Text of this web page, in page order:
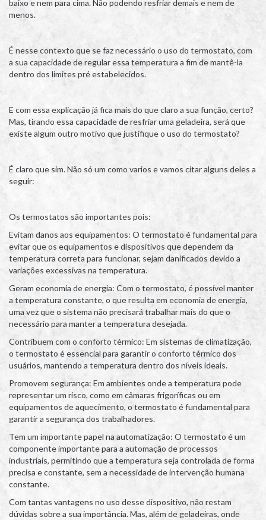
baixo e nem para cima. Não podendo resfriar demais e nem de
menos.
É nesse contexto que se faz necessário o uso do termostato, com
a sua capacidade de regular essa temperatura a fim de mantê-la
dentro dos limites pré estabelecidos.
E com essa explicação já fica mais do que claro a sua função, certo?
Mas, tirando essa capacidade de resfriar uma geladeira, será que
existe algum outro motivo que justifique o uso do termostato?
É claro que sim. Não só um como varios e vamos citar alguns deles a
seguir:
Os termostatos são importantes pois:
Evitam danos aos equipamentos: O termostato é fundamental para
evitar que os equipamentos e dispositivos que dependem da
temperatura correta para funcionar, sejam danificados devido a
variações excessivas na temperatura.
Geram economia de energia: Com o termostato, é possível manter
a temperatura constante, o que resulta em economia de energia,
uma vez que o sistema não precisará trabalhar mais do que o
necessário para manter a temperatura desejada.
Contribuem com o conforto térmico: Em sistemas de climatização,
o termostato é essencial para garantir o conforto térmico dos
usuários, mantendo a temperatura dentro dos níveis ideais.
Promovem segurança: Em ambientes onde a temperatura pode
representar um risco, como em câmaras frigoríficas ou em
equipamentos de aquecimento, o termostato é fundamental para
garantir a segurança dos trabalhadores.
Tem um importante papel na automatização: O termostato é um
componente importante para a automação de processos
industriais, permitindo que a temperatura seja controlada de forma
precisa e constante, sem a necessidade de intervenção humana
constante.
Com tantas vantagens no uso desse dispositivo, não restam
dúvidas sobre a sua importância. Mas, além de geladeiras, onde